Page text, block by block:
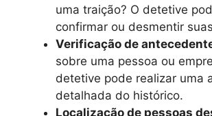
uma traição? O detetive
confirmar ou desmentir
Verificação de
sobre uma pessoa ou
detetive pode realizar uma
detalhada do histórico.
Localização de pessoas